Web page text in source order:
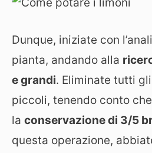
Dunque, iniziate con
pianta, andando alla
e grandi. Eliminate tutti
piccoli, tenendo conto
la conservazione di 3/5
questa operazione,